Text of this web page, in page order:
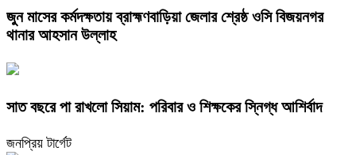
জুন মাসের কর্মদক্ষতায় ব্রাহ্মণবাড়িয়া জেলার শ্রেষ্ঠ ওসি বিজয়নগর
থানার আহসান উল্লাহ
সাত বছরে পা রাখলো সিয়াম: পরিবার ও শিক্ষকের স্নিগ্ধ আশির্বাদ
জনপ্রিয় টার্গেট